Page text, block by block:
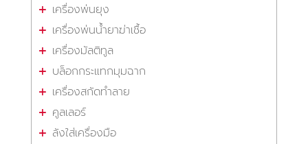
เครื่องพ่นยุง
เครื่องพ่นน้ำยาฆ่าเชื้อ
เครื่องมัลติทูล
บล็อกกระแทกมุมฉาก
เครื่องสกัดทำลาย
คูลเลอร์
ลังใส่เครื่องมือ